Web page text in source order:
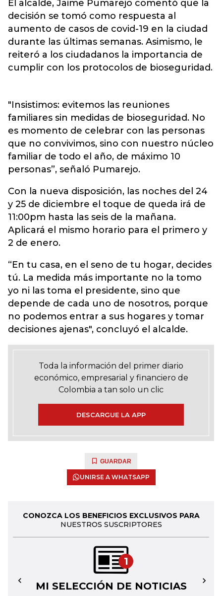
El alcalde, Jaime Pumarejo comentó que la
decisión se tomó como respuesta al
aumento de casos de covid-19 en la ciudad
durante las últimas semanas. Asimismo, le
reiteró a los ciudadanos la importancia de
cumplir con los protocolos de bioseguridad.
"Insistimos: evitemos las reuniones
familiares sin medidas de bioseguridad. No
es momento de celebrar con las personas
que no convivimos, sino con nuestro núcleo
familiar de todo el año, de máximo 10
personas”, señaló Pumarejo.
Con la nueva disposición, las noches del 24
y 25 de diciembre el toque de queda irá de
11:00pm hasta las seis de la mañana.
Aplicará el mismo horario para el primero y
2 de enero.
“En tu casa, en el seno de tu hogar, decides
tú. La medida más importante no la tomo
yo ni las toma el presidente, sino que
depende de cada uno de nosotros, porque
no podemos entrar a sus hogares y tomar
decisiones ajenas", concluyó el alcalde.
Toda la información del primer diario
económico, empresarial y financiero de
Colombia a tan solo un clic
DESCARGUE LA APP
GUARDAR
UNIRSE A WHATSAPP
CONOZCA LOS BENEFICIOS EXCLUSIVOS PARA
NUESTROS SUSCRIPTORES
1
MI SELECCIÓN DE NOTICIAS
← →